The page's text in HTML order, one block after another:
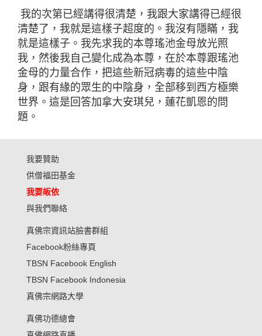
我的次第已經講得很清楚，我跟大家講得已經很
清楚了，我就是這樣子超度的。我沒有隱瞞，我
就是這樣子。我先求我的本尊瑤池金母放光照
我，然後我自己變化成為本尊，在於本尊跟瑤池
金母的力量合作，把這些新冠病毒的這些中陰
身，跟有緣的眾生的中陰身，全部移到西方極樂
世界。這是回答加拿大安琪兒，蓮花凱恩的問
題。
我要贊助
供僧福田基金
我要皈依
與我們聯絡
真佛宗資訊站臉書群組
Facebook粉絲專頁
TBSN Facebook English
TBSN Facebook Indonesia
真佛宗網路大學
真佛功德總會